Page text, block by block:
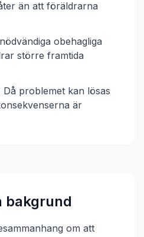
än att föräldrarna
obehagliga
större framtida
Då problemet kan lösas
är
bakgrund
om att